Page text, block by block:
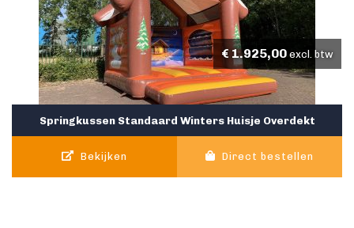
Springkussen Standaard Winters Huisje Overdekt
€ 1.925,00 excl. btw
Bekijken Direct bestellen